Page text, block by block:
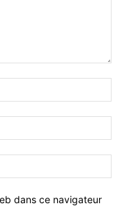
dans ce navigateur